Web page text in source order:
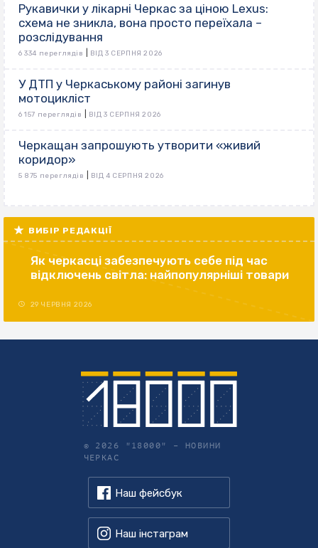
Рукавички у лікарні Черкас за ціною Lexus:
схема не зникла, вона просто переїхала –
розслідування
6 334 переглядів ВІД 3 СЕРПНЯ 2026
У ДТП у Черкаському районі загинув
мотоцикліст
6 157 переглядів ВІД 3 СЕРПНЯ 2026
Черкащан запрошують утворити «живий
коридор»
5 875 переглядів ВІД 4 СЕРПНЯ 2026
ВИБІР РЕДАКЦІЇ
Як черкасці забезпечують себе під час
відключень світла: найпопулярніші товари
29 ЧЕРВНЯ 2026
© 2026 "18000" – НОВИНИ
ЧЕРКАС
Наш фейсбук
Наш інстаграм